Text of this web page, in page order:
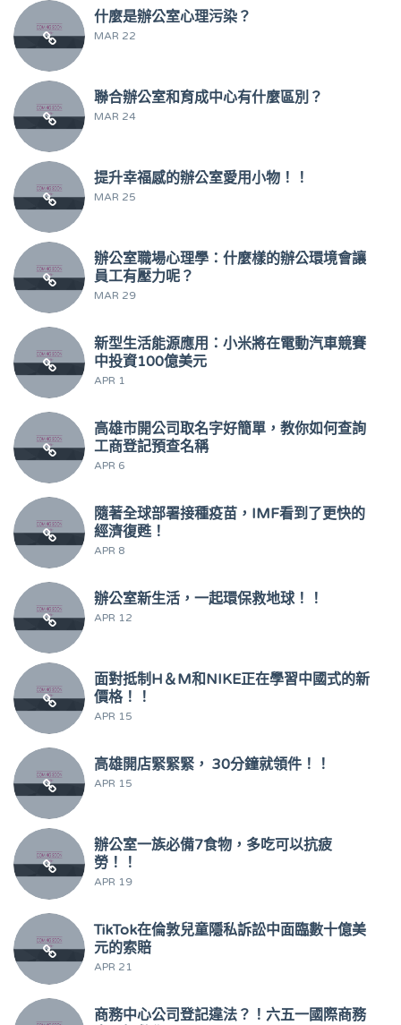
什麼是辦公室心理污染？
MAR 22
聯合辦公室和育成中心有什麼區別？
MAR 24
提升幸福感的辦公室愛用小物！！
MAR 25
辦公室職場心理學：什麼樣的辦公環境會讓
員工有壓力呢？
MAR 29
新型生活能源應用：小米將在電動汽車競賽
中投資100億美元
APR 1
高雄市開公司取名字好簡單，教你如何查詢
工商登記預查名稱
APR 6
隨著全球部署接種疫苗，IMF看到了更快的
經濟復甦！
APR 8
辦公室新生活，一起環保救地球！！
APR 12
面對抵制H＆M和NIKE正在學習中國式的新
價格！！
APR 15
高雄開店緊緊緊， 30分鐘就領件！！
APR 15
辦公室一族必備7食物，多吃可以抗疲
勞！！
APR 19
TikTok在倫敦兒童隱私訴訟中面臨數十億美
元的索賠
APR 21
商務中心公司登記違法？！六五一國際商務